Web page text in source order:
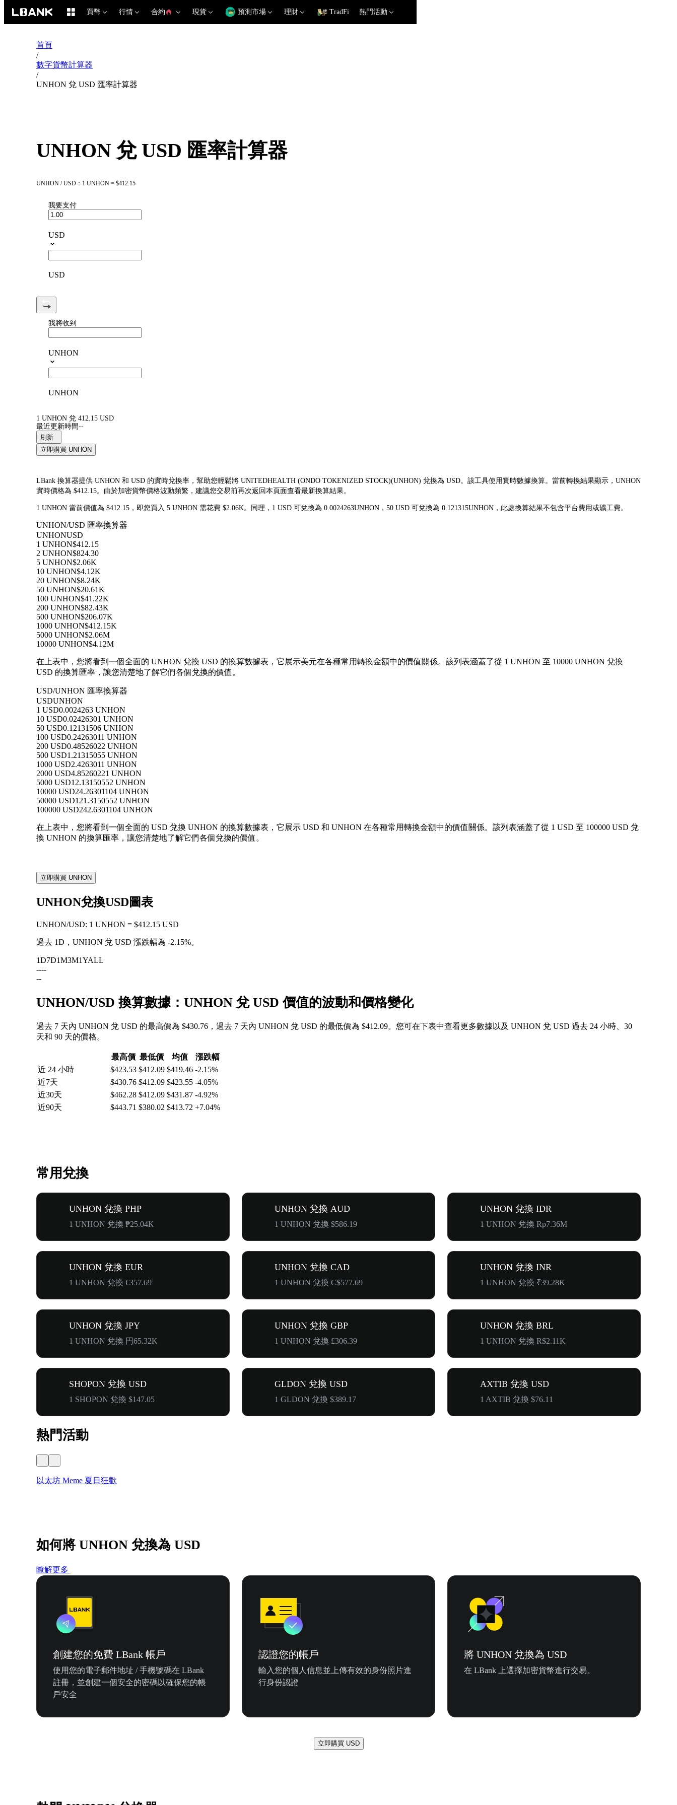
買幣 行情 合約 現貨 預測市場 理財 TradFi 熱門活動
首頁
/
數字貨幣計算器
/
UNHON 兌 USD 匯率計算器
UNHON 兌 USD 匯率計算器
UNHON / USD：1 UNHON = $412.15
我要支付
USD
USD
我將收到
UNHON
UNHON
1 UNHON 兌 412.15 USD
最近更新時間--
刷新
立即購買 UNHON
LBank 換算器提供 UNHON 和 USD 的實時兌換率，幫助您輕鬆將 UNITEDHEALTH (ONDO TOKENIZED STOCK)(UNHON) 兌換為 USD。該工具使用實時數據換算。當前轉換結果顯示，UNHON
實時價格為 $412.15。由於加密貨幣價格波動頻繁，建議您交易前再次返回本頁面查看最新換算結果。
1 UNHON 當前價值為 $412.15，即您買入 5 UNHON 需花費 $2.06K。同理，1 USD 可兌換為 0.0024263UNHON，50 USD 可兌換為 0.121315UNHON，此處換算結果不包含平台費用或礦工費。
UNHON/USD 匯率換算器
UNHONUSD
1 UNHON$412.15
2 UNHON$824.30
5 UNHON$2.06K
10 UNHON$4.12K
20 UNHON$8.24K
50 UNHON$20.61K
100 UNHON$41.22K
200 UNHON$82.43K
500 UNHON$206.07K
1000 UNHON$412.15K
5000 UNHON$2.06M
10000 UNHON$4.12M
在上表中，您將看到一個全面的 UNHON 兌換 USD 的換算數據表，它展示美元在各種常用轉換金額中的價值關係。該列表涵蓋了從 1 UNHON 至 10000 UNHON 兌換
USD 的換算匯率，讓您清楚地了解它們各個兌換的價值。
USD/UNHON 匯率換算器
USDUNHON
1 USD0.0024263 UNHON
10 USD0.02426301 UNHON
50 USD0.12131506 UNHON
100 USD0.24263011 UNHON
200 USD0.48526022 UNHON
500 USD1.21315055 UNHON
1000 USD2.4263011 UNHON
2000 USD4.85260221 UNHON
5000 USD12.13150552 UNHON
10000 USD24.26301104 UNHON
50000 USD121.3150552 UNHON
100000 USD242.6301104 UNHON
在上表中，您將看到一個全面的 USD 兌換 UNHON 的換算數據表，它展示 USD 和 UNHON 在各種常用轉換金額中的價值關係。該列表涵蓋了從 1 USD 至 100000 USD 兌
換 UNHON 的換算匯率，讓您清楚地了解它們各個兌換的價值。
立即購買 UNHON
UNHON兌換USD圖表
UNHON/USD: 1 UNHON = $412.15 USD
過去 1D，UNHON 兌 USD 漲跌幅為 -2.15%。
1D7D1M3M1YALL
----
--
UNHON/USD 換算數據：UNHON 兌 USD 價值的波動和價格變化
過去 7 天內 UNHON 兌 USD 的最高價為 $430.76，過去 7 天內 UNHON 兌 USD 的最低價為 $412.09。您可在下表中查看更多數據以及 UNHON 兌 USD 過去 24 小時、30
天和 90 天的價格。
最高價 最低價 均值
漲跌幅
近 24 小時
$423.53 $412.09 $419.46 -2.15%
近7天
$430.76 $412.09 $423.55 -4.05%
近30天
$462.28 $412.09 $431.87 -4.92%
近90天
$443.71 $380.02 $413.72 +7.04%
常用兌換
UNHON 兌換 PHP
1 UNHON 兌換 ₱25.04K
UNHON 兌換 AUD
1 UNHON 兌換 $586.19
UNHON 兌換 IDR
1 UNHON 兌換 Rp7.36M
UNHON 兌換 EUR
1 UNHON 兌換 €357.69
UNHON 兌換 CAD
1 UNHON 兌換 C$577.69
UNHON 兌換 INR
1 UNHON 兌換 ₹39.28K
UNHON 兌換 JPY
1 UNHON 兌換 円65.32K
UNHON 兌換 GBP
1 UNHON 兌換 £306.39
UNHON 兌換 BRL
1 UNHON 兌換 R$2.11K
SHOPON 兌換 USD
1 SHOPON 兌換 $147.05
GLDON 兌換 USD
1 GLDON 兌換 $389.17
AXTIB 兌換 USD
1 AXTIB 兌換 $76.11
熱門活動
以太坊 Meme 夏日狂歡
如何將 UNHON 兌換為 USD
瞭解更多
創建您的免費 LBank 帳戶
使用您的電子郵件地址 / 手機號碼在 LBank
註冊，並創建一個安全的密碼以確保您的帳
戶安全
認證您的帳戶
輸入您的個人信息並上傳有效的身份照片進
行身份認證
將 UNHON 兌換為 USD
在 LBank 上選擇加密貨幣進行交易。
立即購買 USD